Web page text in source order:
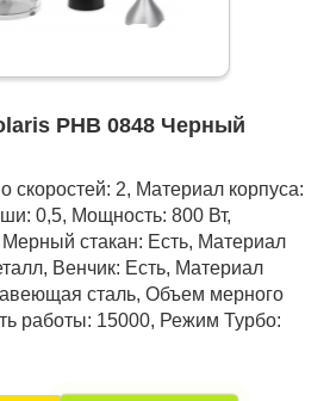
PHB 0848 Черный
скоростей: 2, Материал корпуса:
0,5, Мощность: 800 Вт,
Мерный стакан: Есть, Материал
Венчик: Есть, Материал
сталь, Объем мерного
работы: 15000, Режим Турбо: